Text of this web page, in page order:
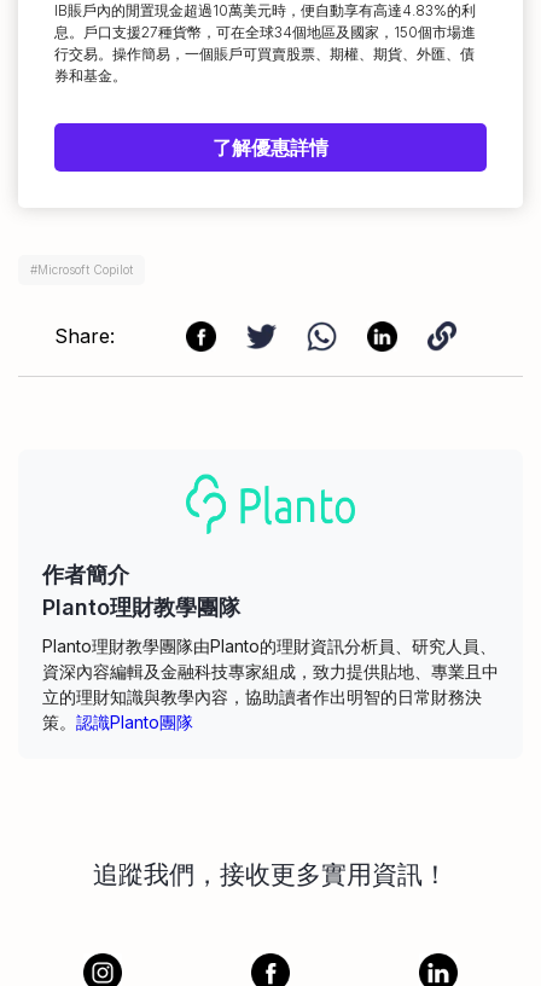
IB賬戶內的閒置現金超過10萬美元時，便自動享有高達4.83%的利
息。戶口支援27種貨幣，可在全球34個地區及國家，150個市場進
行交易。操作簡易，一個賬戶可買賣股票、期權、期貨、外匯、債
券和基金。
了解優惠詳情
#Microsoft Copilot
Share:
作者簡介
Planto理財教學團隊
Planto理財教學團隊由Planto的理財資訊分析員、研究人員、
資深內容編輯及金融科技專家組成，致力提供貼地、專業且中
立的理財知識與教學內容，協助讀者作出明智的日常財務決
策。 認識Planto團隊
追蹤我們，接收更多實用資訊！